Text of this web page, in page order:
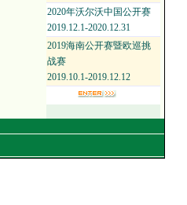
2020年沃尔沃中国公开赛
2019.12.1-2020.12.31
2019海南公开赛暨欧巡挑
战赛
2019.10.1-2019.12.12